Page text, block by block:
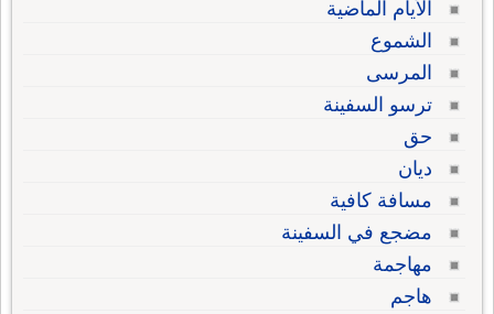
الأيام الماضية
الشموع
المرسى
ترسو السفينة
حق
ديان
مسافة كافية
مضجع في السفينة
مهاجمة
هاجم